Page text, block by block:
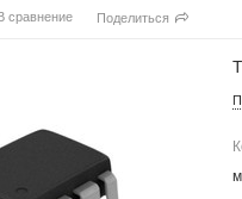
сравнение Поделиться